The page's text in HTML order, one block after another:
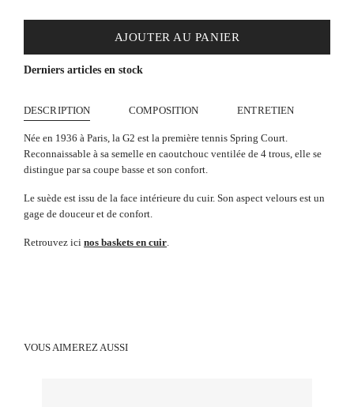
AJOUTER AU PANIER
Derniers articles en stock
DESCRIPTION COMPOSITION ENTRETIEN
Née en 1936 à Paris, la G2 est la première tennis Spring Court.
Reconnaissable à sa semelle en caoutchouc ventilée de 4 trous, elle se
distingue par sa coupe basse et son confort.
Le suède est issu de la face intérieure du cuir. Son aspect velours est un
gage de douceur et de confort.
Retrouvez ici nos baskets en cuir
VOUS AIMEREZ AUSSI